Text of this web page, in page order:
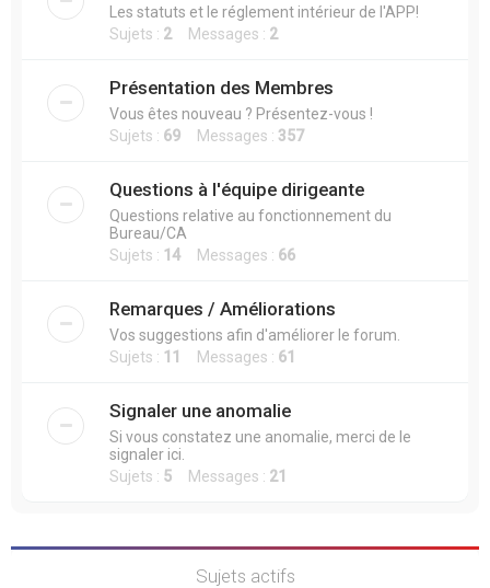
Les statuts et le réglement intérieur de l'APP!
Sujets : 2Messages : 2
Présentation des Membres
Vous êtes nouveau ? Présentez-vous !
Sujets : 69 Messages : 357
Questions à l'équipe dirigeante
Questions relative au fonctionnement du
Bureau/CA
Sujets : 14 Messages : 66
Remarques / Améliorations
Vos suggestions afin d'améliorer le forum.
Sujets : 11 Messages : 61
Signaler une anomalie
Si vous constatez une anomalie, merci de le
signaler ici.
Sujets : 5 Messages : 21
Sujets actifs